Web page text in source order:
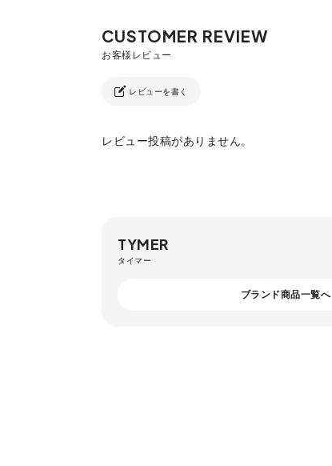
レビューを書く
レビュー投稿がありません。
TYMER
タイマー
ブランド商品一覧へ